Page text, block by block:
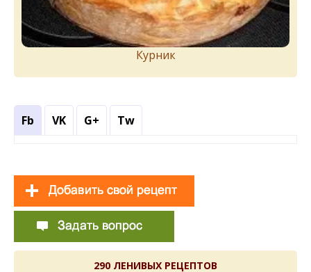
Курник
Fb VK G+ Tw
290 ЛЕНИВЫХ РЕЦЕПТОВ